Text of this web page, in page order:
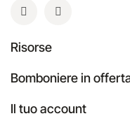
Risorse
Bomboniere in
Il tuo account